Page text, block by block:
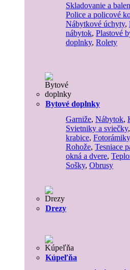
Skladovanie a
Police a policové
Nábytkové úchyty,
nábytok, Plastové
doplnky, Rolety
Bytové doplnky
Garniže, Nábytok,
Svietniky a sviečky,
krabice, Fotorámiky
Rohože, Tesniace
okná a dvere,
Sošky, Obrusy
Drezy
Kúpeľňa